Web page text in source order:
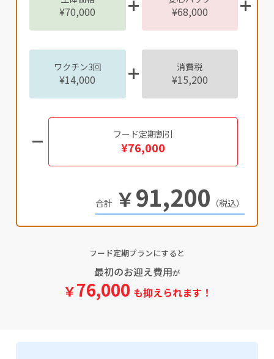
¥70,000 ¥68,000
ワクチン3回
¥14,000
消費税
¥15,200
フード定期割引
¥76,000
￥91,200 （税込）
フード定期プランにすると
最初のお迎え費用が
￥76,000 も抑えられます！